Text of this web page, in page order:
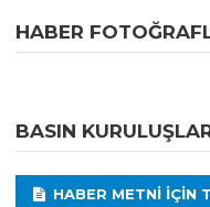
HABER
BASIN
HABER METNI IÇIN